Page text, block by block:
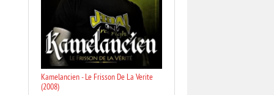
Kamelancien - Le Frisson De La Verite
(2008)